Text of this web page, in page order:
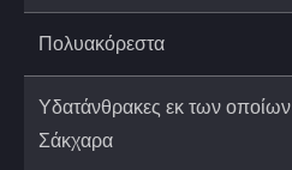
Πολυακόρεστα
Υδατάνθρακες εκ των οποίων
Σάκχαρα